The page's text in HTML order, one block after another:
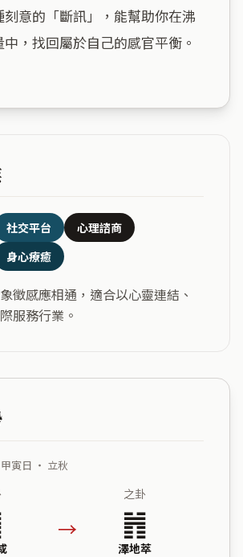
意的「斷訊」，能幫助你在沸
，找回屬於自己的感官平衡。
社交平台
心理諮商
身心療癒
徵感應相通，適合以心靈連結、
服務行業。
寅日 ・ 立秋
→
之卦
䷬
澤地萃